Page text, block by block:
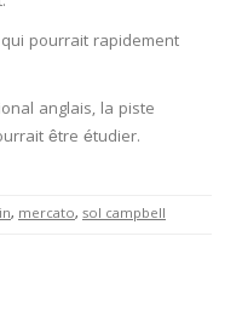
pourrait rapidement
anglais, la piste
être étudier.
, mercato, sol campbell